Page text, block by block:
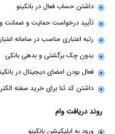
داشتن حساب فعال در بانکینو
تأیید درخواست حمایت و ضمانت
رتبه اعتباری مناسب در سامانه
بدون چک برگشتی و بدهی بانکی
فعال بودن امضای دیجیتال در
داشتن کد ثنا برای خرید سفته
روند دریافت وام
ورود به اپلیکیشن بانکینو